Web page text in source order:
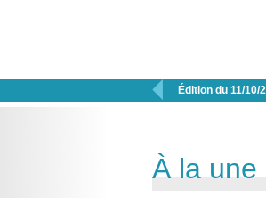
 Édition du 11/10/
À la une